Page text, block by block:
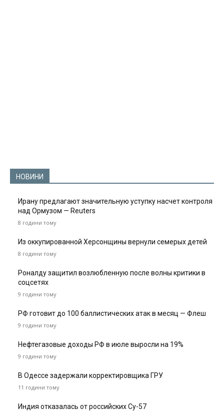
НОВИНИ
Ирану предлагают значительную уступку насчет контроля
над Ормузом — Reuters
8 години тому
Из оккупированной Херсонщины вернули семерых детей
8 години тому
Роналду защитил возлюбленную после волны критики в
соцсетях
9 години тому
РФ готовит до 100 баллистических атак в месяц — Флеш
9 години тому
Нефтегазовые доходы РФ в июле выросли на 19%
9 години тому
В Одессе задержали корректировщика ГРУ
11 години тому
Индия отказалась от российских Су-57